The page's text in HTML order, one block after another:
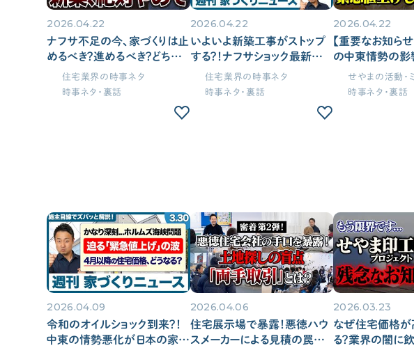
2026.04.22
ナフサ不足の今、家づくりは止
めるべき？進めるべき？どちら
にも待ち受けるリアルなリスク
を徹底比較！新築を建てると決
下の家づくり5つの手順」も解
住宅業界の時事ネタ
時事ネタ・裏話
2026.04.22
いよいよ新築工事がストップ
する？！ナフサショック最新情
報と屋根・断熱材の深刻な品
切れ問題。今、家づくりを進め
解説【週刊家づくりニュース
住宅業界の時事ネタ
時事ネタ・裏話
2026.04.22
【重要なお知ら
の中東情勢の影
工務店プロジェ
針についてすべ
せやまの活動・
時事ネタ・裏話
2026.04.09
令和のオイルショック到来？！
中東の情勢悪化が日本の家づ
2026.04.06
住宅展示場で暴露！悪徳ハウ
スメーカーによる見積の罠や
2026.03.23
なぜ住宅価格が
る？業界の闇に